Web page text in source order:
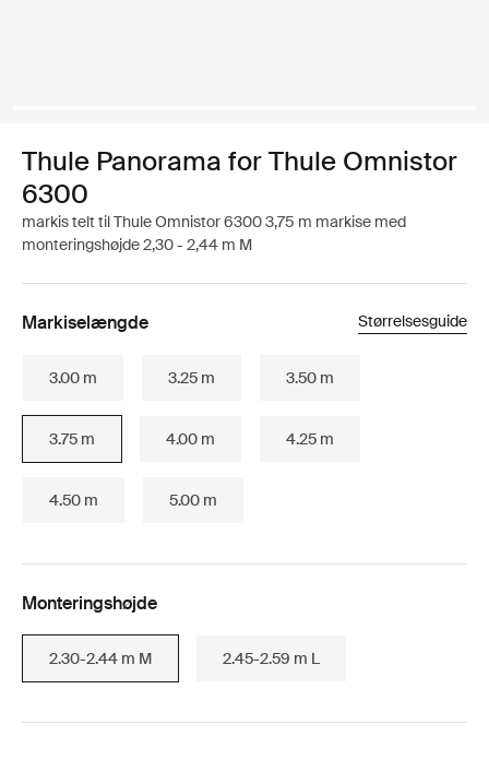
Thule Panorama for Thule Omnistor
6300
markis telt til Thule Omnistor 6300 3,75 m markise med
monteringshøjde 2,30 - 2,44 m M
Markiselængde Størrelsesguide
3.00 m 3.25 m 3.50 m
3.75 m 4.00 m 4.25 m
4.50 m 5.00 m
Monteringshøjde
2.30-2.44 m M 2.45-2.59 m L